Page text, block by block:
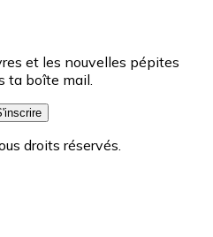
et les nouvelles pépites
ta boîte mail.
droits réservés.